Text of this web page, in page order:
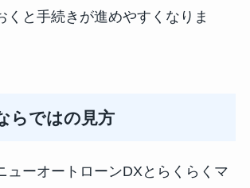
くと手続きが進めやすくなりま
らではの見方
ューオートローンDXとらくらくマ